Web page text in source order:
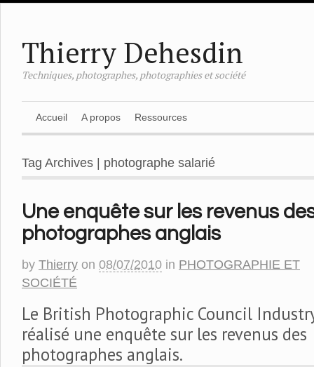
Thierry Dehesdin
Techniques, photographes, photographies et société
Accueil A propos Ressources
Tag Archives | photographe salarié
Une enquête sur les revenus
photographes anglais
by Thierry on 08/07/2010 in PHOTOGRAPHIE ET
SOCIÉTÉ
Le British Photographic Council
réalisé une enquête sur les revenus des
photographes anglais.